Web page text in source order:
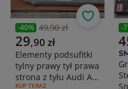
Poprzednia cena
-40% 49,90 zł
Aktualna cena
29,90 zł
Elementy podsufitki
tylny prawy tył prawa
strona z tyłu Audi A4
RODZAJ OFERTY:
KUP TERAZ
Obserwuj
-